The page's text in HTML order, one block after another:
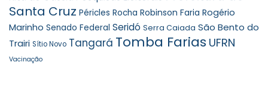
Santa Cruz Péricles Rocha Robinson Faria Rogério
Marinho Senado Federal Seridó Serra Caiada São Bento do
Trairi Sítio Novo Tangará Tomba Farias UFRN
Vacinação